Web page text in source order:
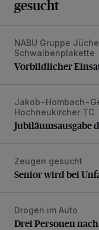
gesucht
Vorbildlicher
NABU Gruppe
Schwalbenplakette
Vorbildlicher
Jubiläumsausgabe
Jakob-Hombach-
Hochneukircher TC
Jubiläumsausgabe
Senior wird bei
Zeugen gesucht
Senior wird bei
Drei Personen
Drogen im Auto
Drei Personen